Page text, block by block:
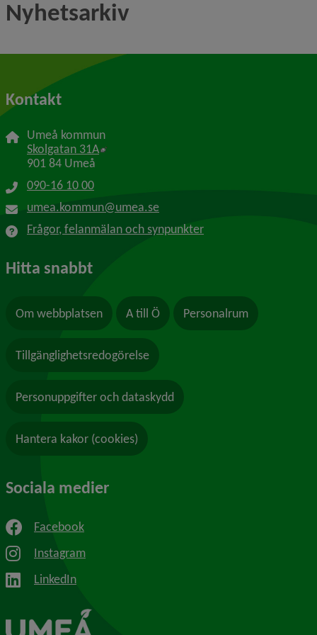
Nyhetsarkiv
Kontakt
Umeå kommun
Skolgatan 31A Länk till annan webbplats, öppnas i nytt
901 84 Umeå
090-16 10 00
umea.kommun@umea.se
Frågor, felanmälan och synpunkter
Hitta snabbt
Om webbplatsen A till Ö Personalrum
Tillgänglighetsredogörelse
Personuppgifter och dataskydd
Hantera kakor (cookies)
Sociala medier
Facebook
Instagram
LinkedIn